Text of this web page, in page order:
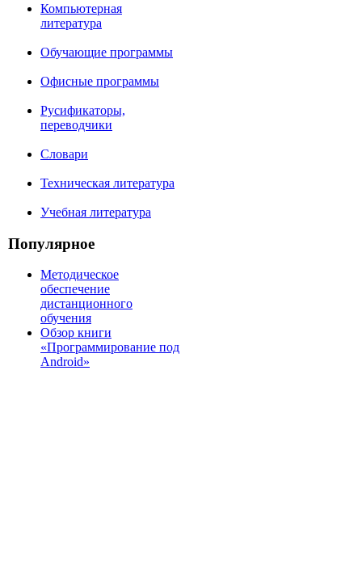
Компьютерная
литература
Обучающие программы
Офисные программы
Русификаторы,
переводчики
Словари
Техническая литература
Учебная литература
Популярное
Методическое
обеспечение
дистанционного
обучения
Обзор книги
«Программирование под
Android»